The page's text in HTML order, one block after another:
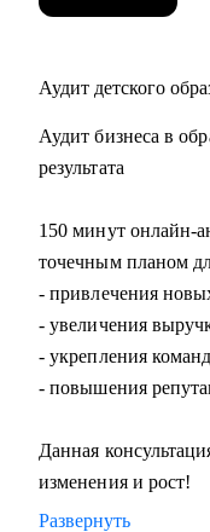
Аудит детского
Аудит бизнеса в
результата
150 минут онлайн-
точечным планом
- привлечения
- увеличения
- укрепления
- повышения
Данная
изменения и рост!
Развернуть